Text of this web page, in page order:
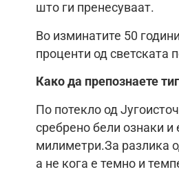
што ги пренесуваат.
Во изминатите 50
проценти од светската
Како да препознаете
По потекло од
сребрено бели ознаки
милиметри.За разлика
а не кога е темно и